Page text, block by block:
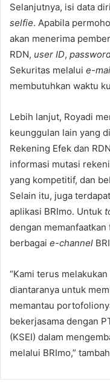
Selanjutnya, isi data
selfie. Apabila
akan menerima
RDN, user ID,
Sekuritas melalui e-
membutuhkan waktu
Lebih lanjut, Royadi
keunggulan lain yang
Rekening Efek dan
informasi mutasi
yang kompetitif, dan
Selain itu, juga
aplikasi BRImo. Untuk
dengan
berbagai e-channel
“Kami terus
diantaranya untuk
memantau
bekerjasama dengan
(KSEI) dalam
melalui BRImo,”